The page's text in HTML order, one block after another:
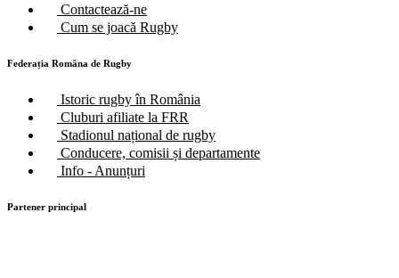
Contactează-ne
Cum se joacă Rugby
Federația Româna de Rugby
Istoric rugby în România
Cluburi afiliate la FRR
Stadionul național de rugby
Conducere, comisii și departamente
Info - Anunțuri
Partener principal